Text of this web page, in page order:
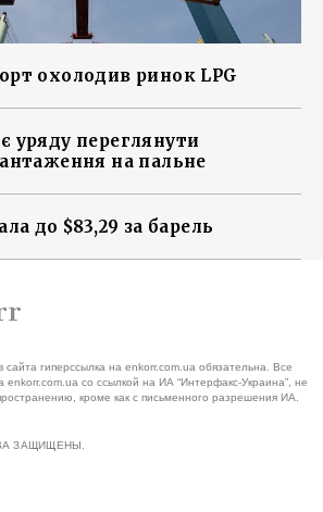
охолодив ринок LPG
уряду переглянути
на пальне
до $83,29 за барель
гиперссылка на enkorr.com.ua обязательна. Все
со ссылкой на ИА “Интерфакс-Украина”, не
кроме как с письменного разрешения ИА.
ЗАЩИЩЕНЫ.